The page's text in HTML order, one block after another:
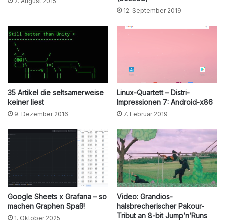
12. September 2019
35 Artikel die seltsamerweise
keiner liest
9. Dezember 2016
Linux-Quartett – Distri-
Impressionen 7: Android-x86
7. Februar 2019
Google Sheets x Grafana – so
machen Graphen Spaß!
1. Oktober 2025
Video: Grandios-
halsbrecherischer Pakour-
Tribut an 8-bit Jump’n’Runs